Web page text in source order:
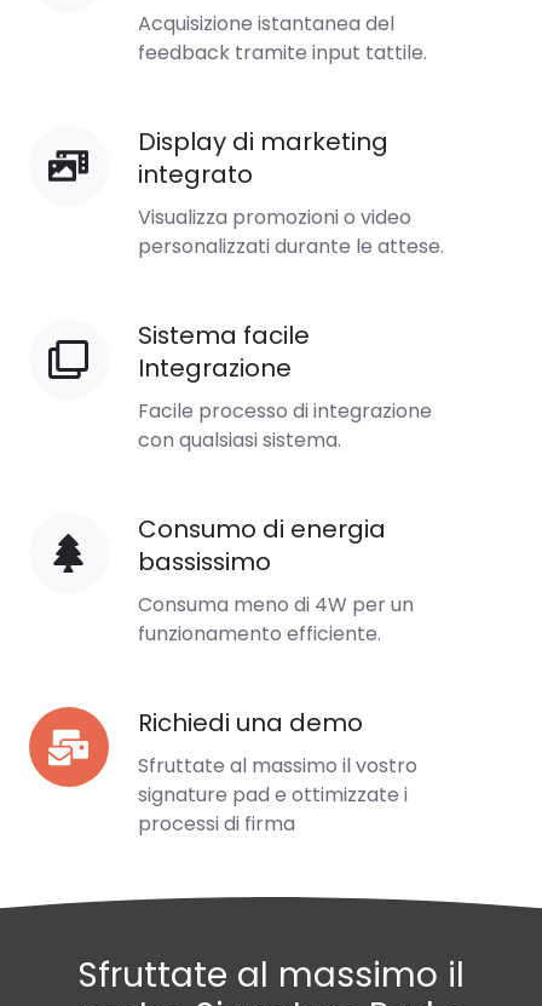
Acquisizione istantanea del
feedback tramite input tattile.
Display di marketing
integrato
Visualizza promozioni o video
personalizzati durante le attese.
Display
marketing
Sistema facile
Integrazione
Facile processo di integrazione
con qualsiasi sistema.
Sistema
facile
Integrazione
Consumo di energia
bassissimo
Consuma meno di 4W per un
funzionamento efficiente.
Consumo
bassissimo
Richiedi una demo
Sfruttate al massimo il vostro
signature pad e ottimizzate i
processi di firma
Richiedi
una
demo
Sfruttate al massimo il